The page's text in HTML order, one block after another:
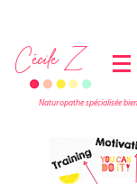
Cécile Z
Naturopathe spécialisée